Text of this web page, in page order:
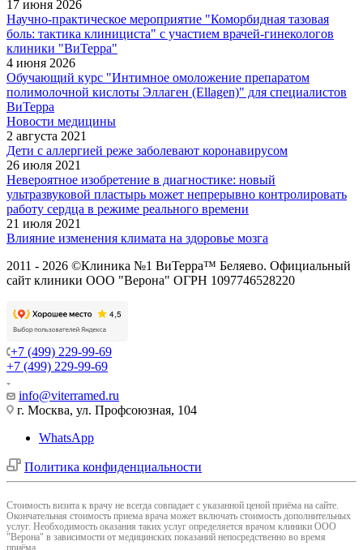
17 июня 2026
Научно-практическое мероприятие "Коморбидная тазовая
боль: тактика клинициста" с участием врачей-гинекологов
клиники "ВиТерра"
4 июня 2026
Обучающий курс "Интимное омоложение препаратом
полимолочной кислоты Эллаген (Ellagen)" для специалистов
ВиТерра
Новости медицины
2 августа 2021
Дети с аллергией реже заболевают коронавирусом
26 июля 2021
Невероятное изобретение в диагностике: новый
ультразвуковой пластырь может непрерывно контролировать
работу сердца в режиме реального времени
21 июля 2021
Влияние изменения климата на здоровье мозга
2011 - 2026 ©Клиника №1 ВиТерра™ Беляево. Официальный
сайт клиники ООО "Верона" ОГРН 1097746528220
+7 (499) 229-99-69
+7 (499) 229-99-69
info@viterramed.ru
г. Москва, ул. Профсоюзная, 104
WhatsApp
Политика конфиденциальности
Cтоимость визита к врачу не всегда совпадает с указанной ценой приёма на сайте.
Окончательная стоимость приема врача может включать стоимость дополнительных
услуг. Необходимость оказания таких услуг определяется врачом клиники ООО
"Верона" в зависимости от медицинских показаний непосредственно во время